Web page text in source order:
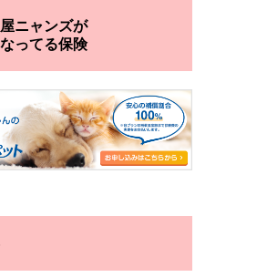
ニャンズが
ってる保険